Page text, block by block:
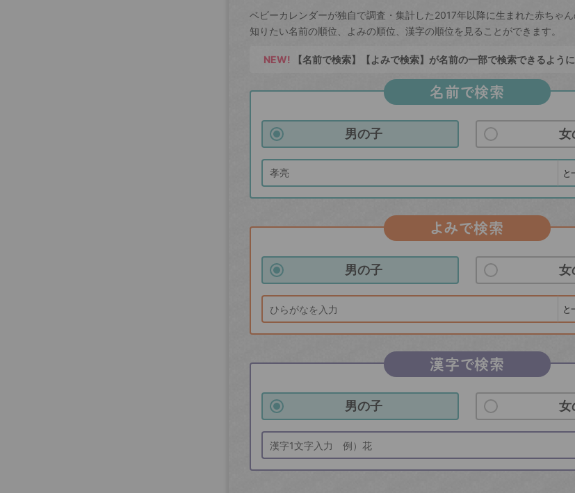
ベビーカレンダーが独自で調査・集計した2017年以降に生まれた赤ちゃん
知りたい名前の順位、よみの順位、漢字の順位を見ることができます。
NEW! 【名前で検索】【よみで検索】が名前の一部で検索できるよう
名前で検索
男の子 女
よみで検索
男の子 女
漢字で検索
男の子 女